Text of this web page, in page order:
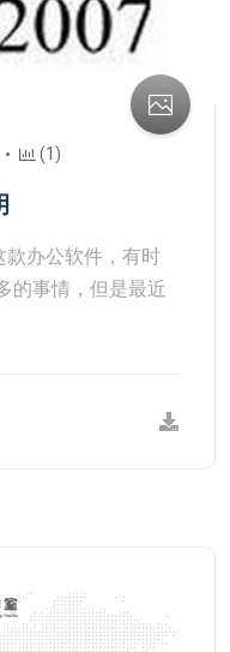
(1)
办公软件，有时
的事情，但是最近